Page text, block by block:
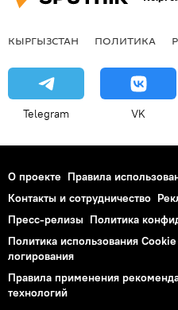
КЫРГЫЗСТАН ПОЛИТИКА
Telegram VK
О проекте Правила
Контакты и сотрудничество
Пресс-релизы Политика
Политика использования
логирования
Правила применения
технологий